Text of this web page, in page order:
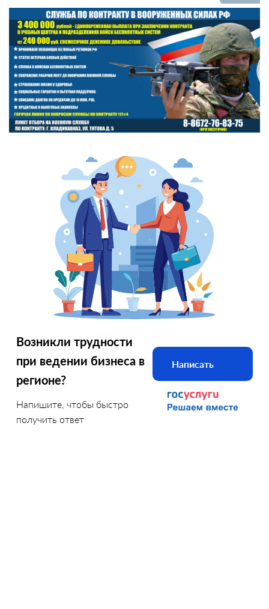
Возникли трудности
при ведении бизнеса в
регионе?
Напишите, чтобы быстро
получить ответ
Написать